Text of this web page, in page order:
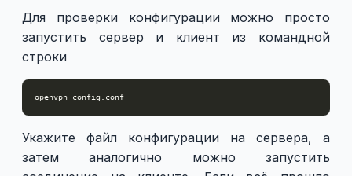
Для проверки конфигурации можно просто
запустить сервер и клиент из командной
строки
Укажите файл конфигурации на сервера, а
затем аналогично можно запустить